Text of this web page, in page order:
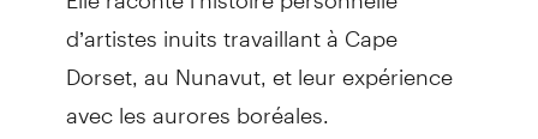
d’artistes inuits travaillant à Cape
Dorset, au Nunavut, et leur expérience
avec les aurores boréales.